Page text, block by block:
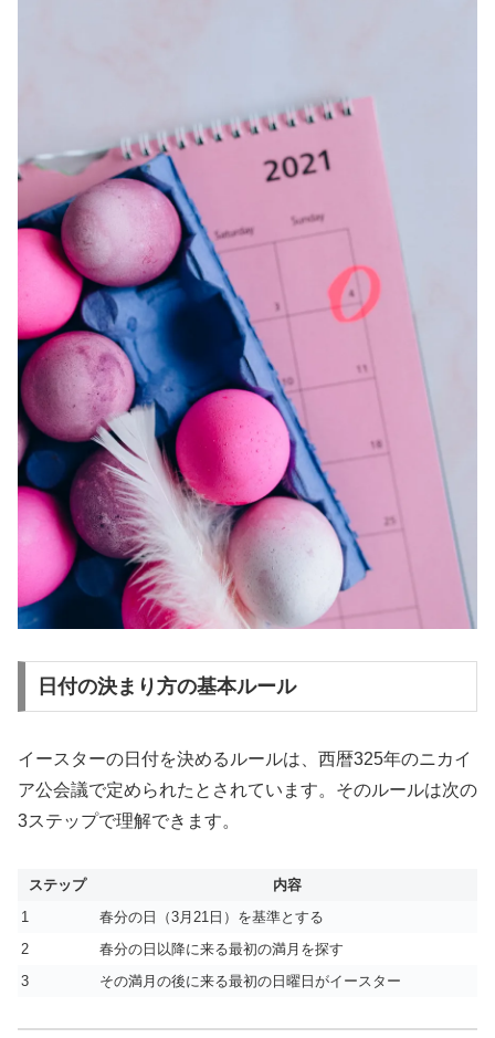
日付の決まり方の基本ルール
イースターの日付を決めるルールは、西暦325年のニカイ
ア公会議で定められたとされています。そのルールは次の
3ステップで理解できます。
ステップ
内容
1
春分の日（3月21日）を基準とする
2
春分の日以降に来る最初の満月を探す
3
その満月の後に来る最初の日曜日がイースター